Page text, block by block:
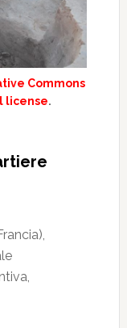
Commons
license.